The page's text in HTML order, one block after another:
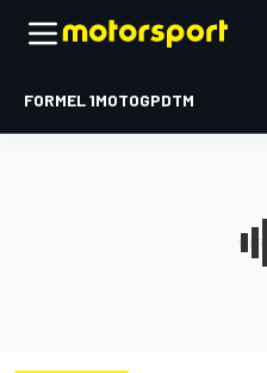
FORMEL 1MOTOGPDTM